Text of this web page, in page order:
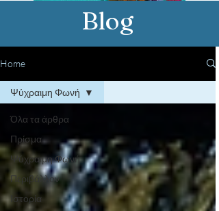
Blog
Home
Όλα τα άρθρα
Πρίσμα
Ψύχραιμη Φωνή
Περιβάλλον
Ιστορία
Ψύχραιμη Φωνή